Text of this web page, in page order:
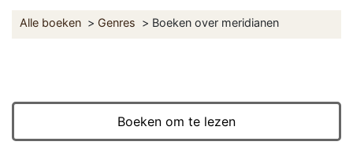
Alle boeken Genres Boeken over meridianen
Boeken om te lezen